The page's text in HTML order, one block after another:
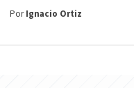
PorIgnacio Ortiz